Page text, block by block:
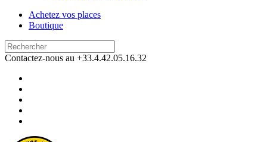
Achetez vos places
Boutique
Contactez-nous au +33.4.42.05.16.32